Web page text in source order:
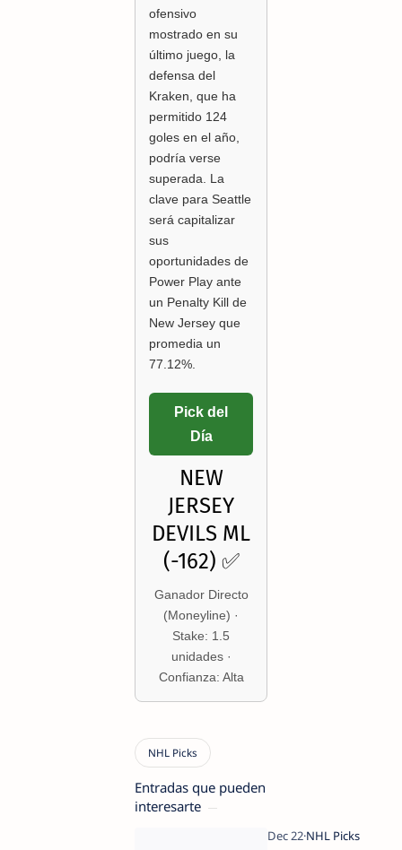
ofensivo
mostrado en su
último juego, la
defensa del
Kraken, que ha
permitido 124
goles en el año,
podría verse
superada. La
clave para Seattle
será capitalizar
sus
oportunidades de
Power Play ante
un Penalty Kill de
New Jersey que
promedia un
77.12%.
Pick del
Día
NEW
JERSEY
DEVILS ML
(-162) ✅
Ganador Directo
(Moneyline) ·
Stake: 1.5
unidades ·
Confianza: Alta
Entradas que pueden
interesarte